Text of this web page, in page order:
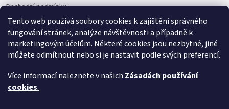
Tento web používá soubory cookies k zajištění správného
fungování stránek, analýze návštěvnosti a případně k
marketingovým účelům. Některé cookies jsou nezbytné, jiné
můžete odmítnout nebo si je nastavit podle svých preferencí.
Více informací naleznete v našich Zásadách používání
cookies.
Obchodní podmínky
Podmínky ochrany osobních údajů
Předplatné
O nás
Sezónnost exotického ovoce
Napsali o nás
FAQ - Nejčastější dotazy